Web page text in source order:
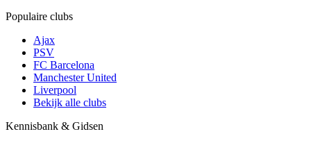
Populaire clubs
Ajax
PSV
FC Barcelona
Manchester United
Liverpool
Bekijk alle clubs
Kennisbank & Gidsen